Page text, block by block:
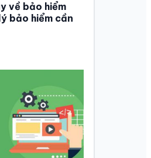
về bảo hiểm
bảo hiểm cần